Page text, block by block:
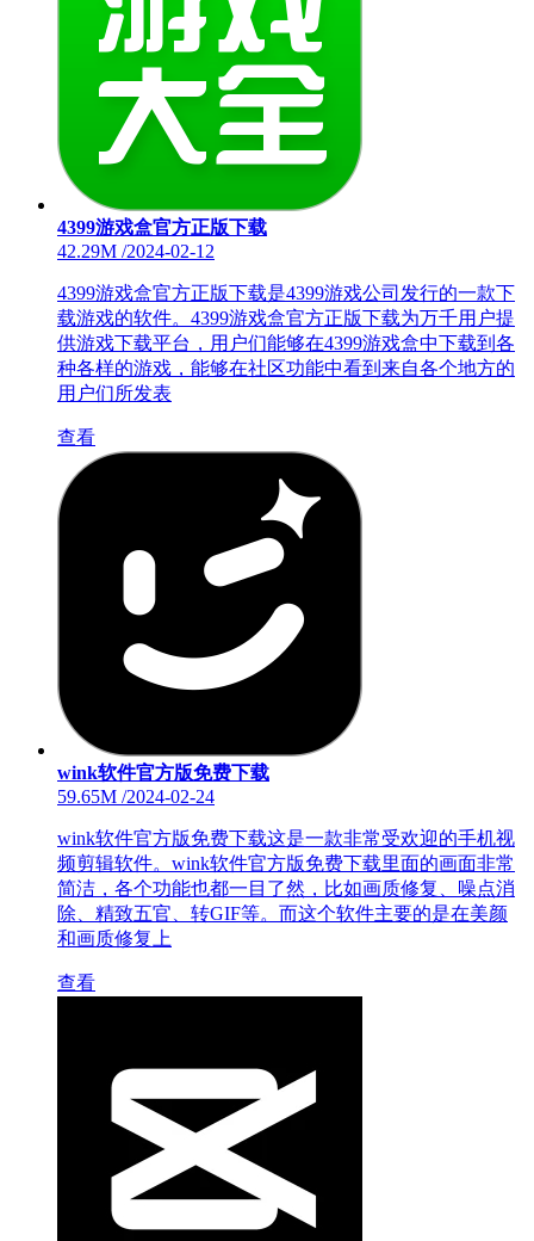
4399游戏盒官方正版下载
42.29M /2024-02-12
4399游戏盒官方正版下载是4399游戏公司发行的一款下
载游戏的软件。4399游戏盒官方正版下载为万千用户提
供游戏下载平台，用户们能够在4399游戏盒中下载到各
种各样的游戏，能够在社区功能中看到来自各个地方的
用户们所发表
查看
wink软件官方版免费下载
59.65M /2024-02-24
wink软件官方版免费下载这是一款非常受欢迎的手机视
频剪辑软件。wink软件官方版免费下载里面的画面非常
简洁，各个功能也都一目了然，比如画质修复、噪点消
除、精致五官、转GIF等。而这个软件主要的是在美颜
和画质修复上
查看